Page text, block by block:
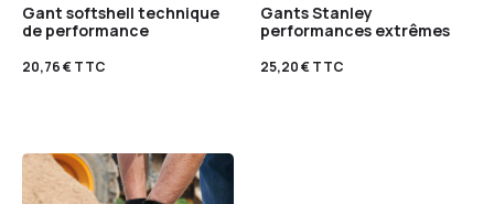
Gant softshell technique
de performance
20,76€TTC
Gants Stanley
performances extrêmes
25,20€TTC